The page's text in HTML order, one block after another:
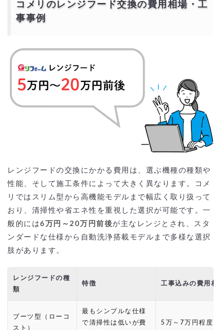
コメリのレンジフード交換の費用相場・工
事事例
レンジフードの交換にかかる費用は、選ぶ機種の種類や
性能、そして施工条件によって大きく異なります。コメ
リではスリム型から高機能モデルまで幅広く取り扱って
おり、清掃性や省エネ性を重視した選択が可能です。一
般的には6万円～20万円前後が主なレンジとされ、スタ
ンダードな仕様から自動洗浄搭載モデルまで多様な選択
肢があります。
レンジフードの種
類
特徴 工事込みの費用相
ブーツ型（ローコ
スト）
最もシンプルな仕様
で清掃性は低いが費
5万～7万円程度